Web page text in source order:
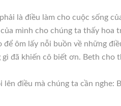
là điều làm cho cuộc sống
mình cho chúng ta thấy hoa
để ôm lấy nỗi buồn về những
đã khiến cô biết ơn. Beth cho
lên điều mà chúng ta cần nghe: